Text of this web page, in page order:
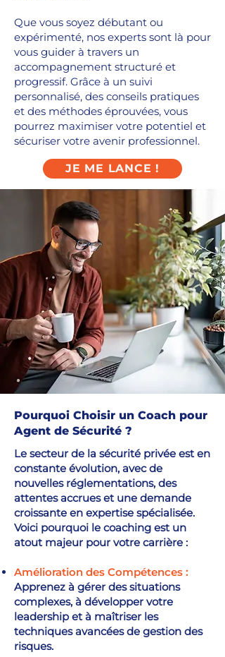
Que vous soyez débutant ou
expérimenté, nos experts sont là pour
vous guider à travers un
accompagnement structuré et
progressif. Grâce à un suivi
personnalisé, des conseils pratiques
et des méthodes éprouvées, vous
pourrez maximiser votre potentiel et
sécuriser votre avenir professionnel.
JE ME LANCE !
Pourquoi Choisir un Coach pour
Agent de Sécurité ?
Le secteur de la sécurité privée est en
constante évolution, avec de
nouvelles réglementations, des
attentes accrues et une demande
croissante en expertise spécialisée.
Voici pourquoi le coaching est un
atout majeur pour votre carrière :
Amélioration des Compétences :
Apprenez à gérer des situations
complexes, à développer votre
leadership et à maîtriser les
techniques avancées de gestion des
risques.